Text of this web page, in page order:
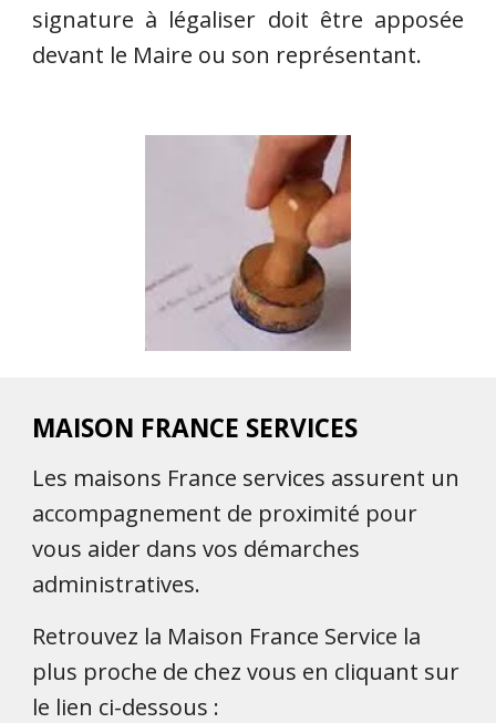
signature à légaliser doit être apposée
devant le Maire ou son représentant.
MAISON FRANCE SERVICES
Les maisons France services assurent un
accompagnement de proximité pour
vous aider dans vos démarches
administratives.
Retrouvez la Maison France Service la
plus proche de chez vous en cliquant sur
le lien ci-dessous :